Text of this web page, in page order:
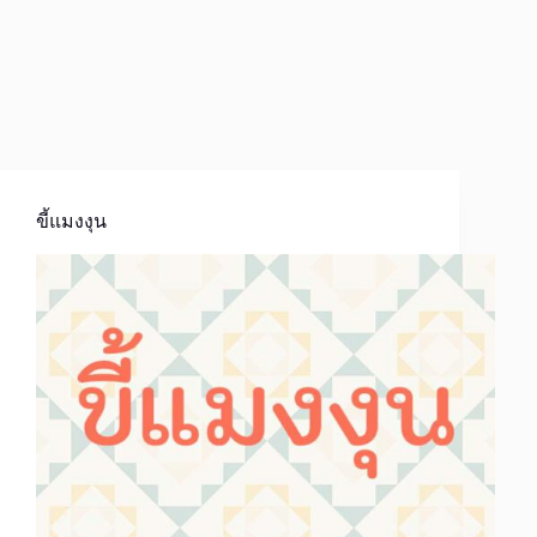
ขี้แมงงุน